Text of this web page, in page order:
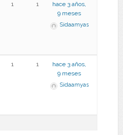
1 1
hace 3 años,
9 meses
Sidaamyas
1 1
hace 3 años,
9 meses
Sidaamyas